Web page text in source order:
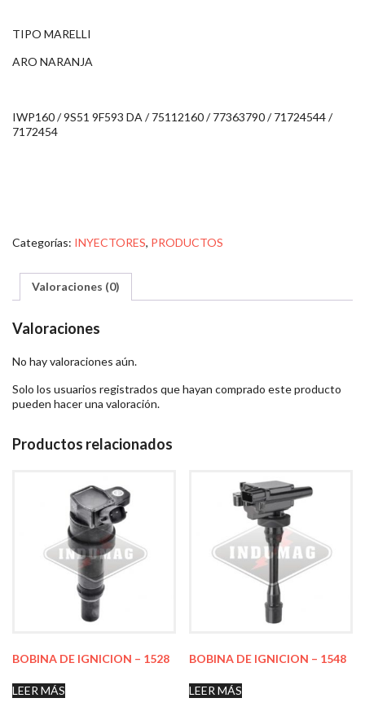
TIPO MARELLI
ARO NARANJA
IWP160 / 9S51 9F593 DA / 75112160 / 77363790 / 71724544 /
7172454
Categorías: INYECTORES, PRODUCTOS
Valoraciones (0)
Valoraciones
No hay valoraciones aún.
Solo los usuarios registrados que hayan comprado este producto
pueden hacer una valoración.
Productos relacionados
BOBINA DE IGNICION – 1528
LEER MÁS
BOBINA DE IGNICION – 1548
LEER MÁS